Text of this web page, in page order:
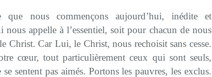
que nous commençons aujourd’hui, inédite et
appelle à l’essentiel, soit pour chacun de nous
Christ. Car Lui, le Christ, nous rechoisit sans cesse.
cœur, tout particulièrement ceux qui sont seuls,
sentent pas aimés. Portons les pauvres, les exclus.